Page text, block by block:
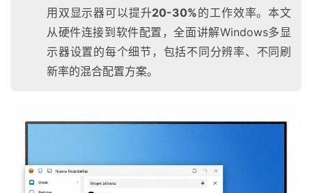
用双显示器可以提升20-30%的工作效率。本文
从硬件连接到软件配置，全面讲解Windows多显
示器设置的每个细节，包括不同分辨率、不同刷
新率的混合配置方案。